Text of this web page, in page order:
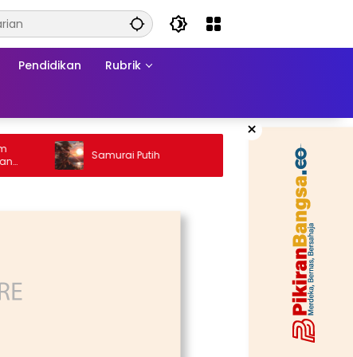
Pendidikan Rubrik
×
Samurai Putih